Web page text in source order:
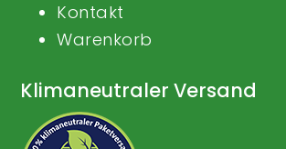
Kontakt
Warenkorb
Klimaneutraler Versand